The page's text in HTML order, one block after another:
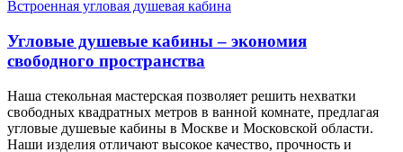
Встроенная угловая душевая кабина
Угловые душевые кабины – экономия
свободного пространства
Наша стекольная мастерская позволяет решить нехватки
свободных квадратных метров в ванной комнате, предлагая
угловые душевые кабины в Москве и Московской области.
Наши изделия отличают высокое качество, прочность и